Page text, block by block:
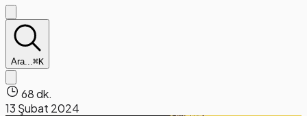
Ara...⌘K
68 dk.
13 Şubat 2024